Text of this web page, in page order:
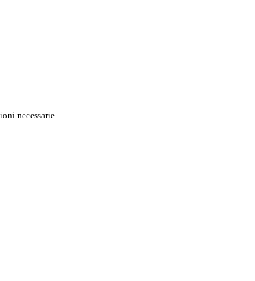
necessarie.